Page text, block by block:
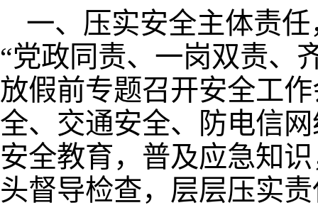
一、压实安全主体责
“党政同责、一岗双责、
放假前专题召开安全工
全、交通安全、防电信
安全教育，普及应急知
头督导检查，层层压实